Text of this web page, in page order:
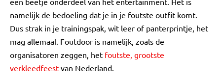
namelijk de bedoeling dat je in je foutste outfit komt.
Dus strak in je trainingspak, wit leer of panterprintje, het
mag allemaal. Foutdoor is namelijk, zoals de
organisatoren zeggen, het foutste, grootste
verkleedfeest van Nederland.